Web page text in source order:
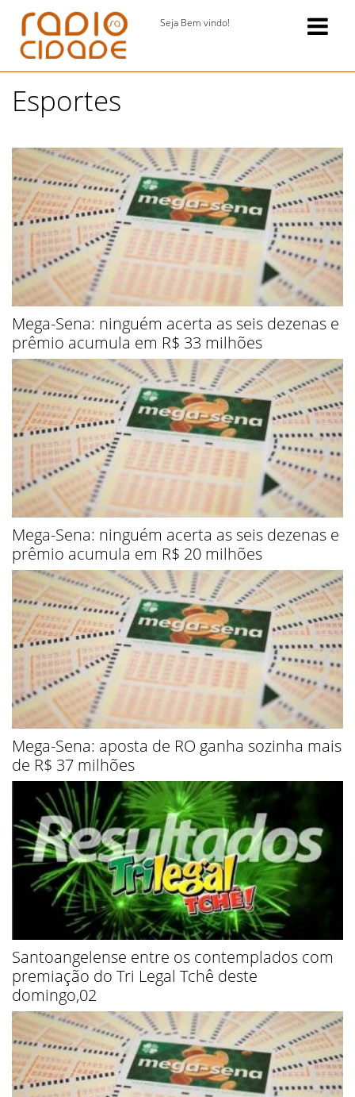
Seja Bem vindo!
Esportes
Mega-Sena: ninguém acerta as seis dezenas e
prêmio acumula em R$ 33 milhões
Mega-Sena: ninguém acerta as seis dezenas e
prêmio acumula em R$ 20 milhões
Mega-Sena: aposta de RO ganha sozinha mais
de R$ 37 milhões
Santoangelense entre os contemplados com
premiação do Tri Legal Tchê deste
domingo,02